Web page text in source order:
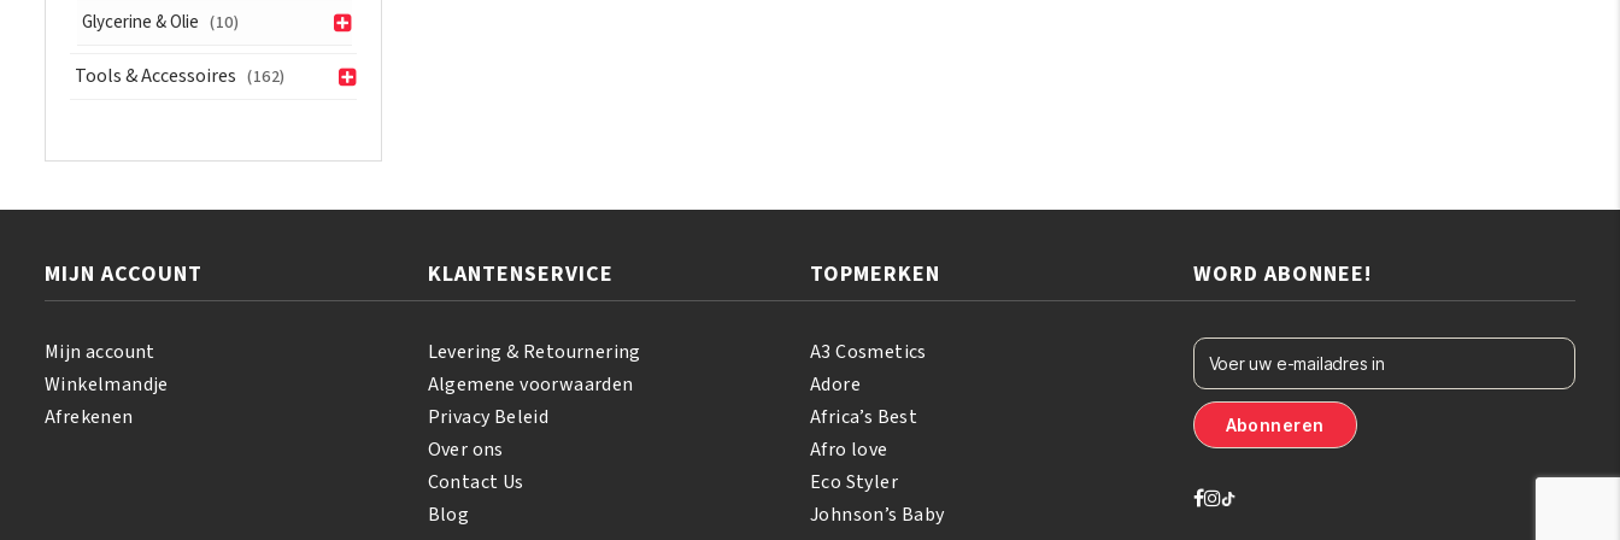
Glycerine & Olie (10)
Tools & Accessoires (162)
MIJN ACCOUNT
Mijn account
Winkelmandje
Afrekenen
KLANTENSERVICE
Levering & Retournering
Algemene voorwaarden
Privacy Beleid
Over ons
Contact Us
Blog
TOPMERKEN
A3 Cosmetics
Adore
Africa’s Best
Afro love
Eco Styler
Johnson’s Baby
WORD ABONNEE!